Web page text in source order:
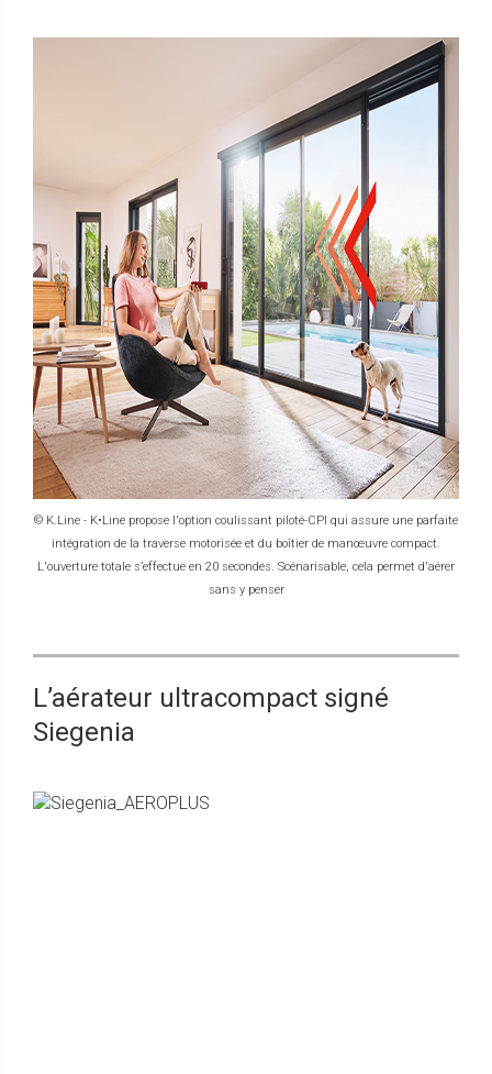
© K.Line - K•Line propose l'option coulissant piloté-CPI qui assure une parfaite
intégration de la traverse motorisée et du boîtier de manœuvre compact.
L'ouverture totale s’effectue en 20 secondes. Scénarisable, cela permet d'aérer
sans y penser
L’aérateur ultracompact signé
Siegenia